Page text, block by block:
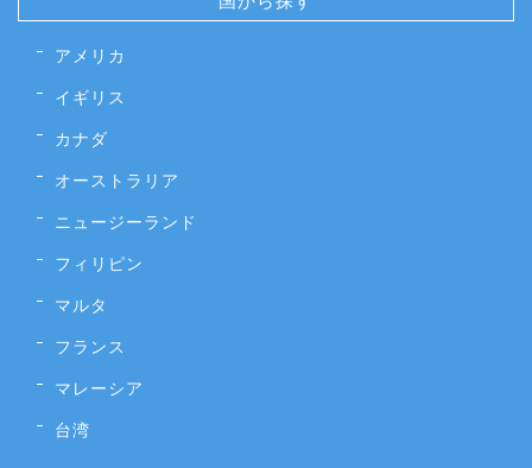
アメリカ
イギリス
カナダ
オーストラリア
ニュージーランド
フィリピン
マルタ
フランス
マレーシア
台湾